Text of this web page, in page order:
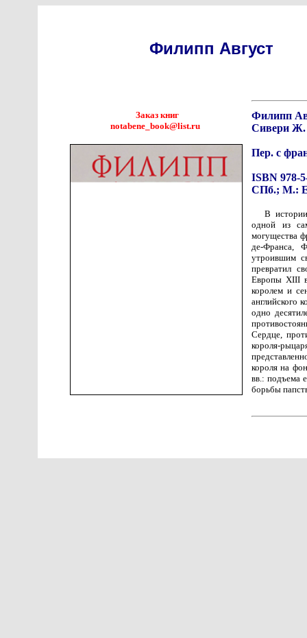
Филипп Август
Заказ книг
notabene_book@list.ru
Филипп
Сивери Ж.
Пер. с
ISBN 978-
СПб.; М.:
В
одной из
могущества
де-Франса,
утроившим
превратил
Европы XIII
королем и
английского
одно
Сердце,
короля-
короля на
вв.: подъема
борьбы